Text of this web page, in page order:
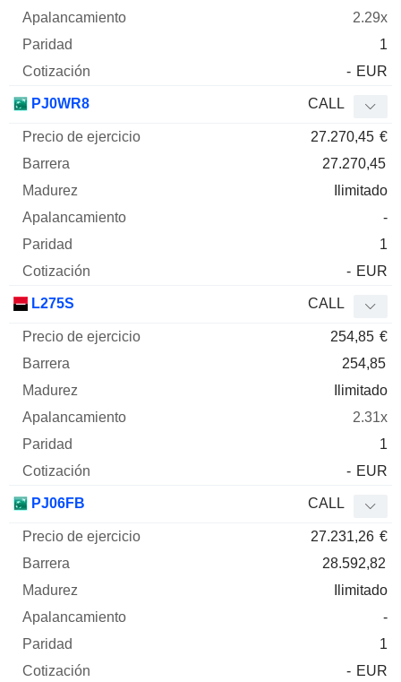
2.29x
1
- EUR
PJ0WR8 CALL
27.270,45 €
27.270,45
Ilimitado
-
1
- EUR
L275S CALL
254,85 €
254,85
Ilimitado
2.31x
1
- EUR
PJ06FB CALL
27.231,26 €
28.592,82
Ilimitado
-
1
- EUR